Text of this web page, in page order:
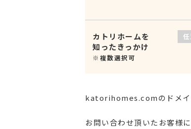
カトリホームを
知ったきっかけ
※複数選択可
katorihomes.comのドメイ
お問い合わせ頂いたお客様